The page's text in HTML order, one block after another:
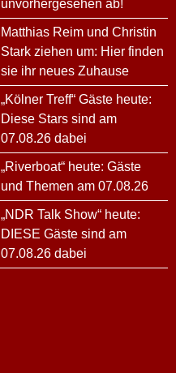
unvorhergesehen ab!
Matthias Reim und Christin
Stark ziehen um: Hier finden
sie ihr neues Zuhause
„Kölner Treff“ Gäste heute:
Diese Stars sind am
07.08.26 dabei
„Riverboat“ heute: Gäste
und Themen am 07.08.26
„NDR Talk Show“ heute:
DIESE Gäste sind am
07.08.26 dabei